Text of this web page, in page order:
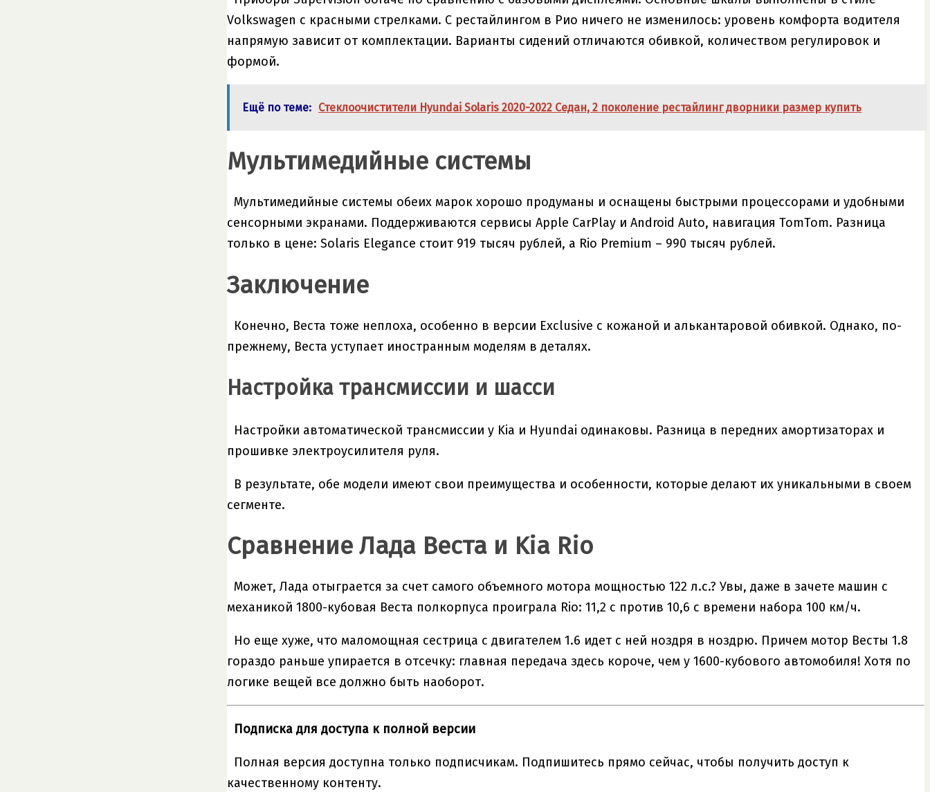
Volkswagen с красными стрелками. С рестайлингом в Рио ничего не изменилось: уровень комфорта водителя
напрямую зависит от комплектации. Варианты сидений отличаются обивкой, количеством регулировок и
формой.
Ещё по теме: Стеклоочистители Hyundai Solaris 2020-2022 Седан, 2 поколение рестайлинг дворники размер купить
Мультимедийные системы
Мультимедийные системы обеих марок хорошо продуманы и оснащены быстрыми процессорами и удобными
сенсорными экранами. Поддерживаются сервисы Apple CarPlay и Android Auto, навигация TomTom. Разница
только в цене: Solaris Elegance стоит 919 тысяч рублей, а Rio Premium – 990 тысяч рублей.
Заключение
Конечно, Веста тоже неплоха, особенно в версии Exclusive с кожаной и алькантаровой обивкой. Однако, по-
прежнему, Веста уступает иностранным моделям в деталях.
Настройка трансмиссии и шасси
Настройки автоматической трансмиссии у Kia и Hyundai одинаковы. Разница в передних амортизаторах и
прошивке электроусилителя руля.
В результате, обе модели имеют свои преимущества и особенности, которые делают их уникальными в своем
сегменте.
Сравнение Лада Веста и Kia Rio
Может, Лада отыграется за счет самого объемного мотора мощностью 122 л.с.? Увы, даже в зачете машин с
механикой 1800-кубовая Веста полкорпуса проиграла Rio: 11,2 с против 10,6 с времени набора 100 км/ч.
Но еще хуже, что маломощная сестрица с двигателем 1.6 идет с ней ноздря в ноздрю. Причем мотор Весты 1.8
гораздо раньше упирается в отсечку: главная передача здесь короче, чем у 1600-кубового автомобиля! Хотя по
логике вещей все должно быть наоборот.
Подписка для доступа к полной версии
Полная версия доступна только подписчикам. Подпишитесь прямо сейчас, чтобы получить доступ к
качественному контенту.